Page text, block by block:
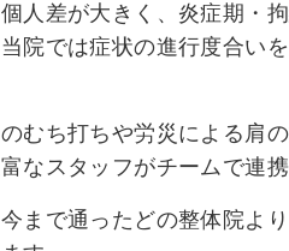
人差が大きく、炎症期・
院では症状の進行度合い
むち打ちや労災による肩
なスタッフがチームで連
まで通ったどの整体院よ